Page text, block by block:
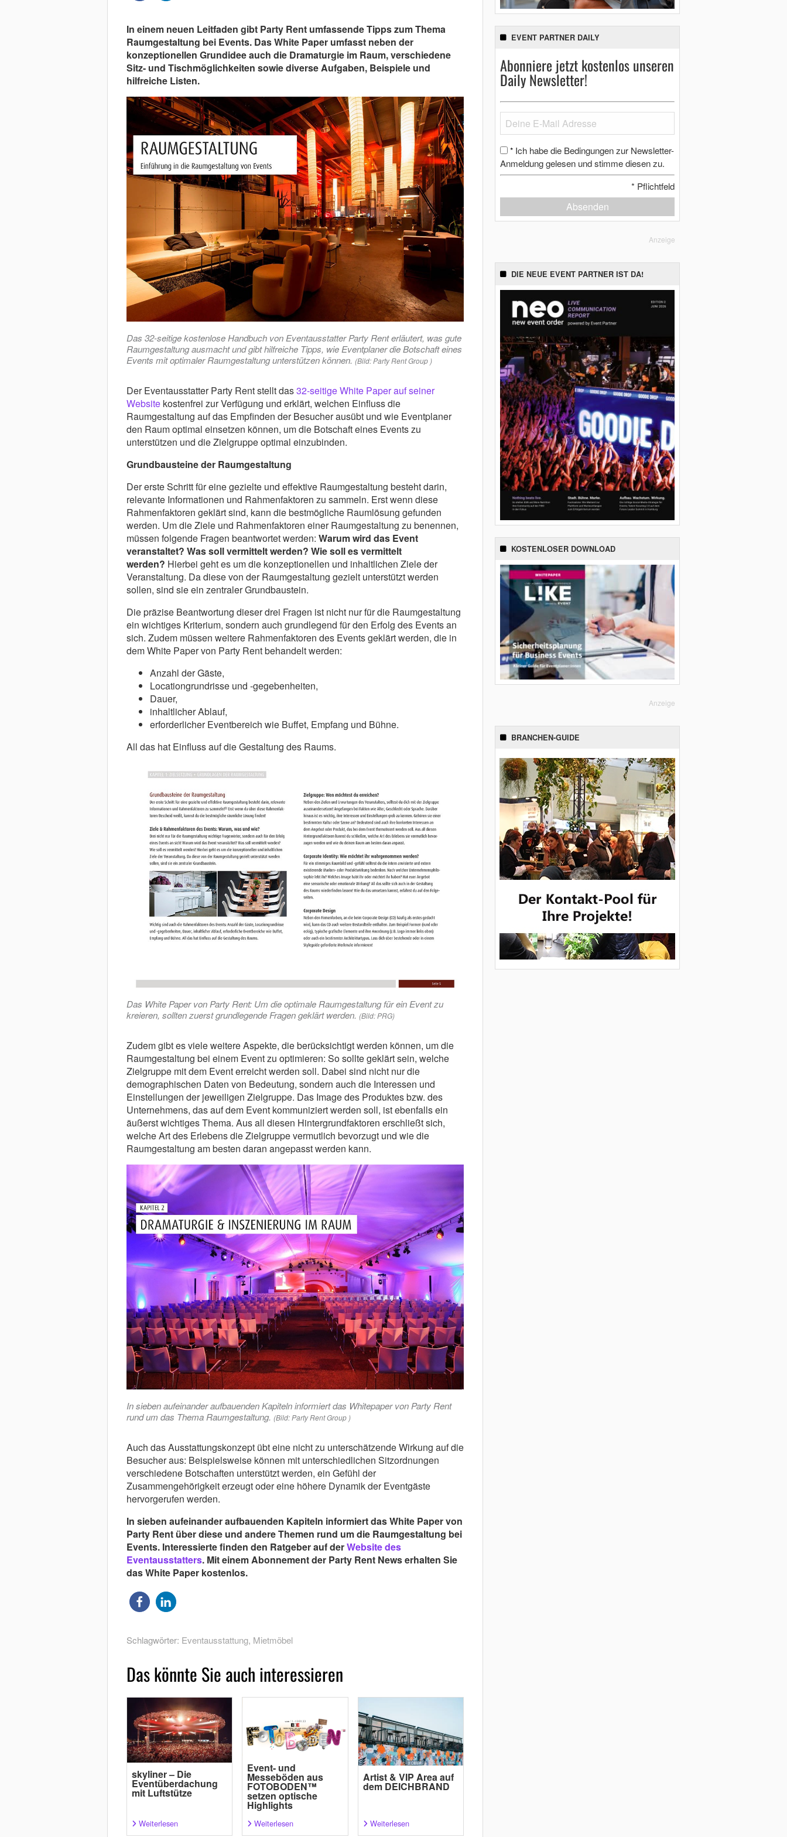
In einem neuen Leitfaden gibt Party Rent umfassende Tipps zum Thema
Raumgestaltung bei Events. Das White Paper umfasst neben der
konzeptionellen Grundidee auch die Dramaturgie im Raum, verschiedene
Sitz- und Tischmöglichkeiten sowie diverse Aufgaben, Beispiele und
hilfreiche Listen.
Das 32-seitige kostenlose Handbuch von Eventausstatter Party Rent erläutert, was gute
Raumgestaltung ausmacht und gibt hilfreiche Tipps, wie Eventplaner die Botschaft eines
Events mit optimaler Raumgestaltung unterstützen können. (Bild: Party Rent Group )
Der Eventausstatter Party Rent stellt das32-seitige White Paper auf seiner
Websitekostenfrei zur Verfügung und erklärt, welchen Einfluss die
Raumgestaltung auf das Empfinden der Besucher ausübt und wie Eventplaner
den Raum optimal einsetzen können, um die Botschaft eines Events zu
unterstützen und die Zielgruppe optimal einzubinden.
Grundbausteine der Raumgestaltung
Der erste Schritt für eine gezielte und effektive Raumgestaltung besteht darin,
relevante Informationen und Rahmenfaktoren zu sammeln. Erst wenn diese
Rahmenfaktoren geklärt sind, kann die bestmögliche Raumlösung gefunden
werden. Um die Ziele und Rahmenfaktoren einer Raumgestaltung zu benennen,
müssen folgende Fragen beantwortet werden: Warum wird das Event
veranstaltet? Was soll vermittelt werden? Wie soll es vermittelt
werden? Hierbei geht es um die konzeptionellen und inhaltlichen Ziele der
Veranstaltung. Da diese von der Raumgestaltung gezielt unterstützt werden
sollen, sind sie ein zentraler Grundbaustein.
Die präzise Beantwortung dieser drei Fragen ist nicht nur für die Raumgestaltung
ein wichtiges Kriterium, sondern auch grundlegend für den Erfolg des Events an
sich. Zudem müssen weitere Rahmenfaktoren des Events geklärt werden, die in
dem White Paper von Party Rent behandelt werden:
Anzahl der Gäste,
Locationgrundrisse und -gegebenheiten,
Dauer,
inhaltlicher Ablauf,
erforderlicher Eventbereich wie Buffet, Empfang und Bühne.
All das hat Einfluss auf die Gestaltung des Raums.
Das White Paper von Party Rent: Um die optimale Raumgestaltung für ein Event zu
kreieren, sollten zuerst grundlegende Fragen geklärt werden. (Bild: PRG)
Zudem gibt es viele weitere Aspekte, die berücksichtigt werden können, um die
Raumgestaltung bei einem Event zu optimieren: So sollte geklärt sein, welche
Zielgruppe mit dem Event erreicht werden soll. Dabei sind nicht nur die
demographischen Daten von Bedeutung, sondern auch die Interessen und
Einstellungen der jeweiligen Zielgruppe. Das Image des Produktes bzw. des
Unternehmens, das auf dem Event kommuniziert werden soll, ist ebenfalls ein
äußerst wichtiges Thema. Aus all diesen Hintergrundfaktoren erschließt sich,
welche Art des Erlebens die Zielgruppe vermutlich bevorzugt und wie die
Raumgestaltung am besten daran angepasst werden kann.
In sieben aufeinander aufbauenden Kapiteln informiert das Whitepaper von Party Rent
rund um das Thema Raumgestaltung. (Bild: Party Rent Group )
Auch das Ausstattungskonzept übt eine nicht zu unterschätzende Wirkung auf die
Besucher aus: Beispielsweise können mit unterschiedlichen Sitzordnungen
verschiedene Botschaften unterstützt werden, ein Gefühl der
Zusammengehörigkeit erzeugt oder eine höhere Dynamik der Eventgäste
hervorgerufen werden.
In sieben aufeinander aufbauenden Kapiteln informiert das White Paper von
Party Rent über diese und andere Themen rund um die Raumgestaltung bei
Events. Interessierte finden den Ratgeber auf derWebsite des
Eventausstatters. Mit einem Abonnement der Party Rent News erhalten Sie
das White Paper kostenlos.
Schlagwörter: Eventausstattung, Mietmöbel
Das könnte Sie auch interessieren
skyliner – Die
Eventüberdachung
mit Luftstütze
Weiterlesen
Event- und
Messeböden aus
FOTOBODEN™
setzen optische
Highlights
Weiterlesen
Artist & VIP Area auf
dem DEICHBRAND
Weiterlesen
EVENT PARTNER DAILY
Abonniere jetzt kostenlos unseren
Daily Newsletter!
* Ich habe die Bedingungen zur Newsletter-
Anmeldung gelesen und stimme diesen zu.
* Pflichtfeld
Absenden
Anzeige
DIE NEUE EVENT PARTNER IST DA!
KOSTENLOSER DOWNLOAD
Anzeige
BRANCHEN-GUIDE